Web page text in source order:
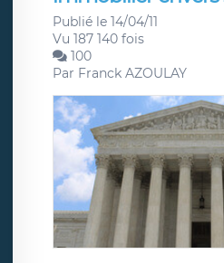
Publié le 14/04/11
Vu 187 140 fois
100
Par Franck AZOULAY